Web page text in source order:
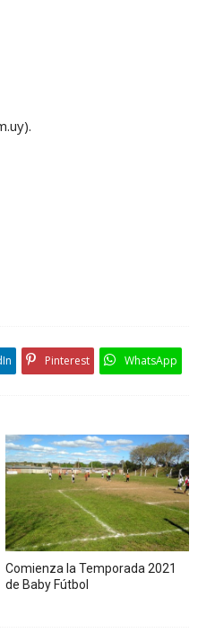
Pinterest WhatsApp
Comienza la Temporada 2021
de Baby Fútbol